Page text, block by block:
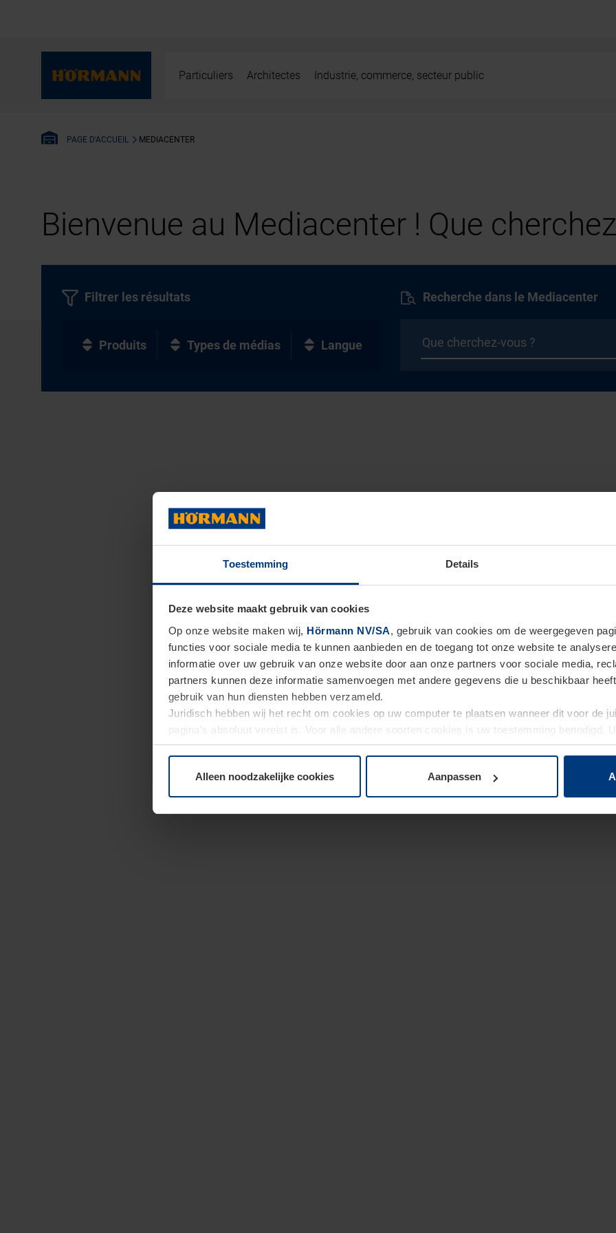
Toestemming Details
Deze website maakt gebruik van cookies
Op onze website maken wij, Hörmann NV/SA, gebruik van cookies om de weergegeven
functies voor sociale media te kunnen aanbieden en de toegang tot onze website te
informatie over uw gebruik van onze website door aan onze partners voor sociale media,
partners kunnen deze informatie samenvoegen met andere gegevens die u beschikbaar
gebruik van hun diensten hebben verzameld.
Juridisch hebben wij het recht om cookies op uw computer te plaatsen wanneer dit voor de
pagina's absoluut vereist is. Voor alle andere soorten cookies is uw toestemming benodigd.
moment bij de uitleg van de cookies op paginaPrivacyverklaringop onze website wijzigen
Alleen noodzakelijke cookies Aanpassen
Particuliers Architectes Industrie, commerce, secteur public
PAGE D'ACCUEIL MEDIACENTER
Bienvenue au Mediacenter ! Que
Recherche dans le Mediacenter
Filtrer les résultats
Produits Types de médias Langue